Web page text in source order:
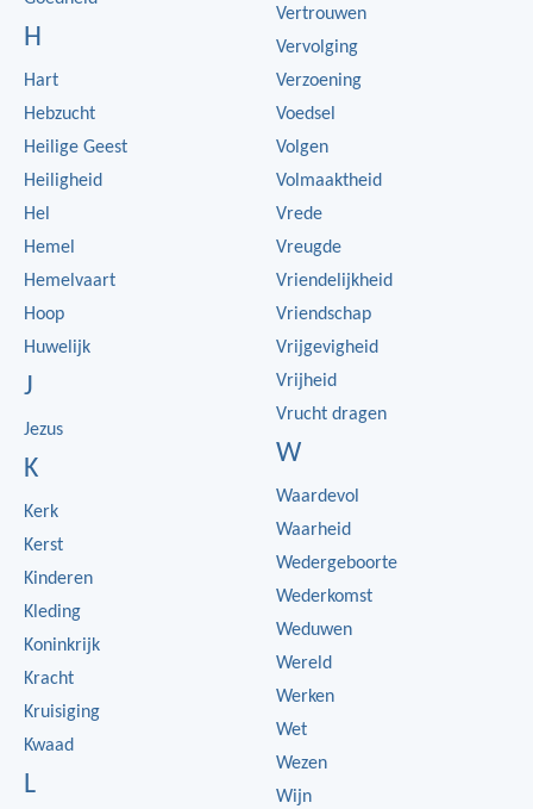
H
Hart
Hebzucht
Heilige Geest
Heiligheid
Hel
Hemel
Hemelvaart
Hoop
Huwelijk
J
Jezus
K
Kerk
Kerst
Kinderen
Kleding
Koninkrijk
Kracht
Kruisiging
Kwaad
L
Vertrouwen
Vervolging
Verzoening
Voedsel
Volgen
Volmaaktheid
Vrede
Vreugde
Vriendelijkheid
Vriendschap
Vrijgevigheid
Vrijheid
Vrucht dragen
W
Waardevol
Waarheid
Wedergeboorte
Wederkomst
Weduwen
Wereld
Werken
Wet
Wezen
Wijn